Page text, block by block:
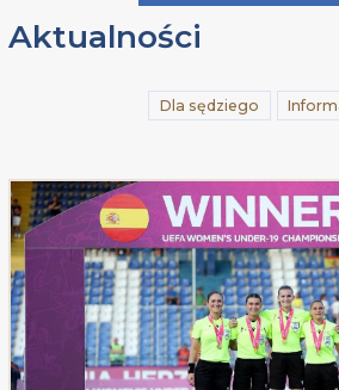
Aktualności
Dla sędziego